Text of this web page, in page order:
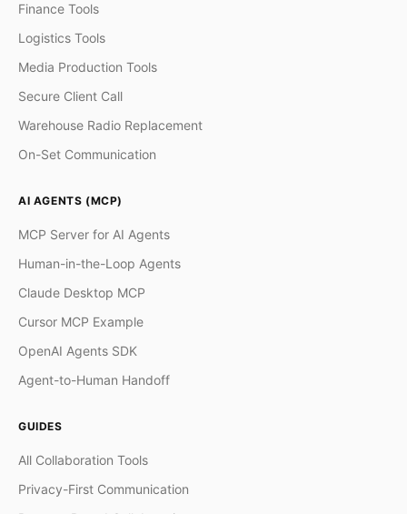
Finance Tools
Logistics Tools
Media Production Tools
Secure Client Call
Warehouse Radio Replacement
On-Set Communication
AI AGENTS (MCP)
MCP Server for AI Agents
Human-in-the-Loop Agents
Claude Desktop MCP
Cursor MCP Example
OpenAI Agents SDK
Agent-to-Human Handoff
GUIDES
All Collaboration Tools
Privacy-First Communication